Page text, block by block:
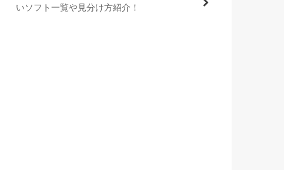
いソフト一覧や見分け方紹介！